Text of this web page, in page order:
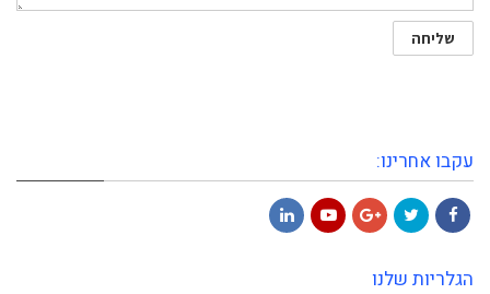
עקבו אחרינו:
הגלריות שלנו